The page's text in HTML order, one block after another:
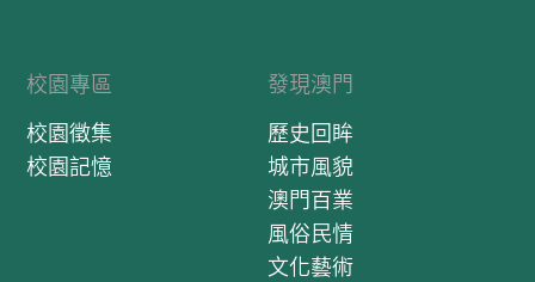
校園專區
校園徵集
校園記憶
發現澳門
歷史回眸
城市風貌
澳門百業
風俗民情
文化藝術